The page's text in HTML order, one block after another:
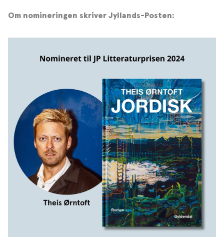
Om nomineringen skriver Jyllands-Posten: